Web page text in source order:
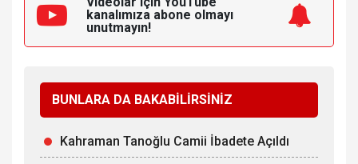
kanalımıza abone olmayı
unutmayın!
BUNLARA DA BAKABİLİRSİNİZ
Kahraman Tanoğlu Camii İbadete Açıldı